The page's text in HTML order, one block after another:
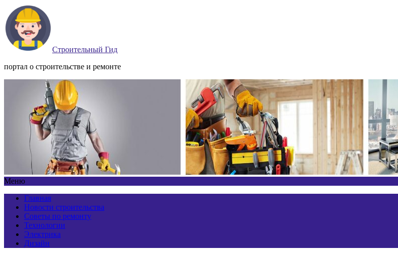
Строительный Гид
портал о строительстве и ремонте
Меню
Главная
Новости строительства
Советы по ремонту
Технологии
Электрика
Дизайн